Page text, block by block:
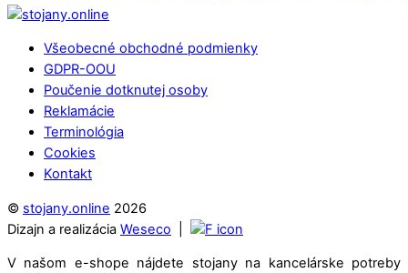
Back
Top
Všeobecné obchodné podmienky
GDPR-OOU
Poučenie dotknutej osoby
Reklamácie
Terminológia
Cookies
Kontakt
© stojany.online 2026
Dizajn a realizácia Weseco
V našom e-shope nájdete stojany na kancelárske potreby